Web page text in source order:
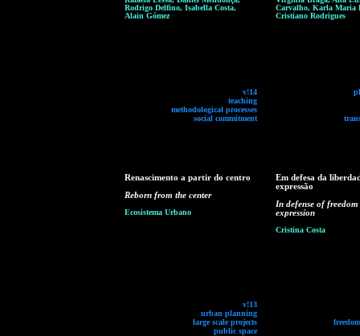
Rodrigo Delfino, Isabella Costa,
Alain Gómez
v!14
teaching
methodological processes
social commitment
Carvalho, Karla Maria
Cristiano Rodrigues
Renascimento a partir do centro
Reborn from the center
Ecosistema Urbano
v!13
urban planning
large scale projects
public space
Em defesa da
expressão
In defense of
expression
Cristina Costa